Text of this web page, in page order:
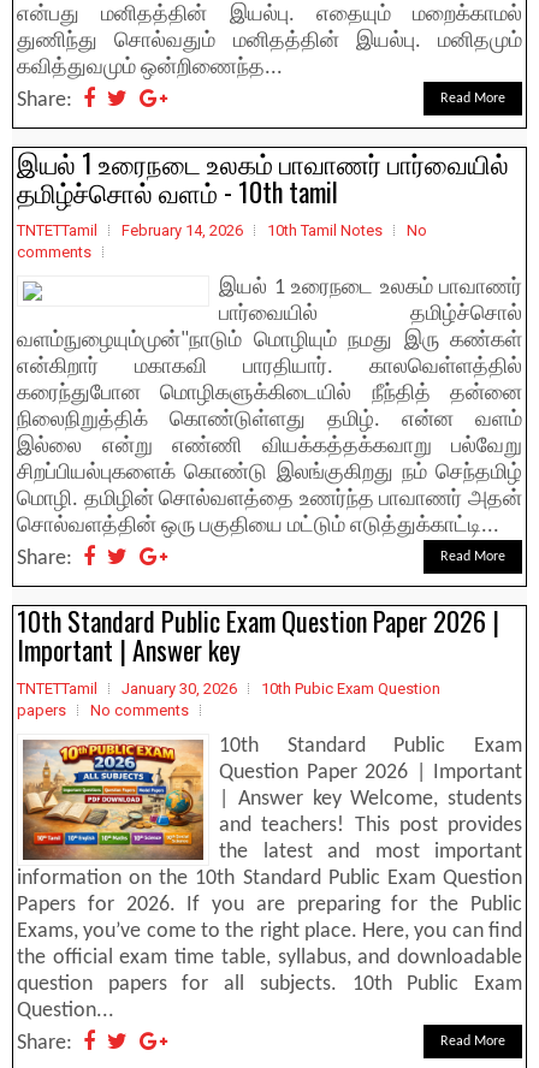
என்பது மனிதத்தின் இயல்பு. எதையும் மறைக்காமல்
துணிந்து சொல்வதும் மனிதத்தின் இயல்பு. மனிதமும்‌
கவித்துவமும்‌ ஒன்றிணைந்த...
Share:
Read More
இயல்‌ 1 உரைநடை உலகம் பாவாணர்‌ பார்வையில்‌
தமிழ்ச்சொல்‌ வளம்‌ - 10th tamil
TNTETTamil February 14, 2026 10th Tamil Notes
No
comments
இயல்‌ 1 உரைநடை உலகம் பாவாணர்‌
பார்வையில்‌ தமிழ்ச்சொல்‌
வளம்‌நுழையும்முன்‌"நாடும்‌ மொழியும்‌ நமது இரு கண்கள்‌
என்கிறார்‌ மகாகவி பாரதியார்‌. காலவெள்ளத்தில்‌
கரைந்துபோன மொழிகளுக்கிடையில்‌ நீந்தித்‌ தன்னை
நிலைநிறுத்திக்‌ கொண்டுள்ளது தமிழ்‌. என்ன வளம்‌
இல்லை என்று எண்ணி வியக்கத்தக்கவாறு பல்வேறு
சிறப்பியல்புகளைக்‌ கொண்டு இலங்குகிறது நம்‌ செந்தமிழ்‌
மொழி. தமிழின்‌ சொல்வளத்தை உணர்ந்த பாவாணர்‌ அதன்‌
சொல்வளத்தின்‌ ஒரு பகுதியை மட்டும்‌ எடுத்துக்காட்டி...
Share:
Read More
10th Standard Public Exam Question Paper 2026 |
Important | Answer key
TNTETTamil January 30, 2026
10th Pubic Exam Question
papers
No comments
10th Standard Public Exam
Question Paper 2026 | Important
| Answer key Welcome, students
and teachers! This post provides
the latest and most important
information on the 10th Standard Public Exam Question
Papers for 2026. If you are preparing for the Public
Exams, you’ve come to the right place. Here, you can find
the official exam time table, syllabus, and downloadable
question papers for all subjects. 10th Public Exam
Question...
Share:
Read More